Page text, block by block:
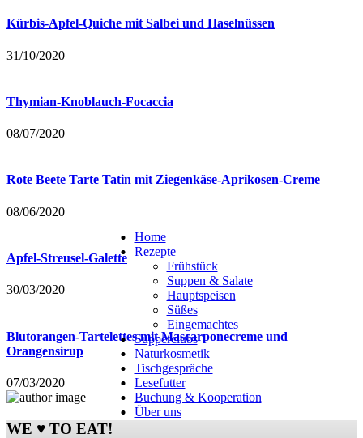
Home
Rezepte
Frühstück
Suppen & Salate
Hauptspeisen
Süßes
Eingemachtes
Supperclubs
Naturkosmetik
Tischgespräche
Lesefutter
Buchung & Kooperation
Über uns
Kürbis-Apfel-Quiche mit Salbei und Haselnüssen
31/10/2020
Thymian-Knoblauch-Focaccia
08/07/2020
Rote Beete Tarte Tatin mit Ziegenkäse-Aprikosen-Creme
08/06/2020
Apfel-Streusel-Galette
30/03/2020
Blutorangen-Tartelettes mit Mascarponecreme und
Orangensirup
07/03/2020
WE ♥ TO EAT!